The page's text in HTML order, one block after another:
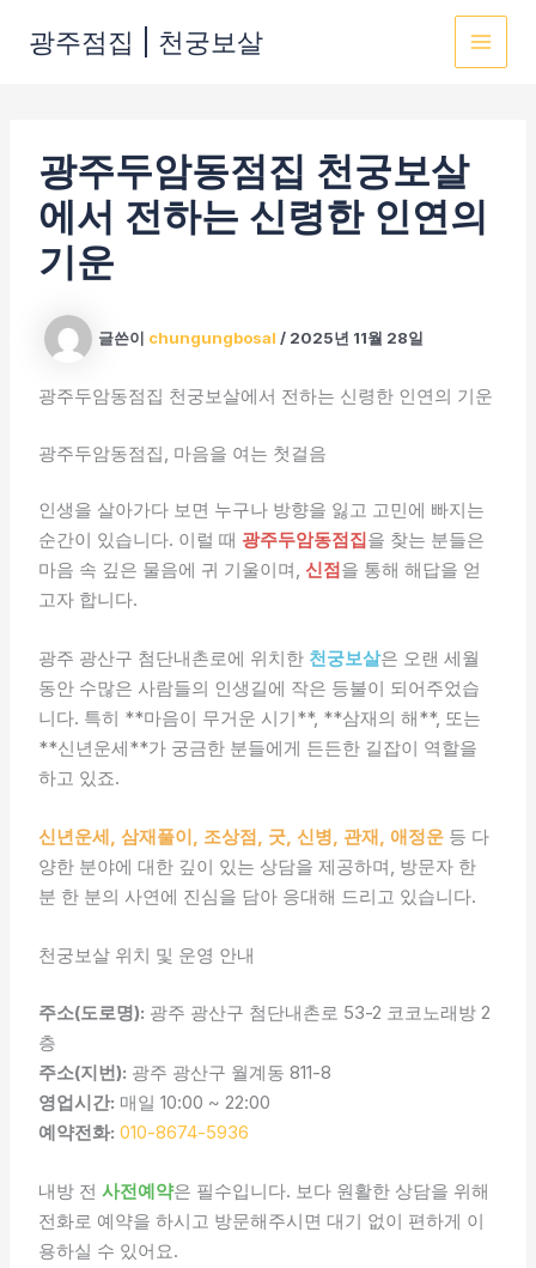
광주점집 | 천궁보살
광주두암동점집 천궁보살
에서 전하는 신령한 인연의
기운
글쓴이 chungungbosal/ 2025년 11월 28일
광주두암동점집 천궁보살에서 전하는 신령한 인연의 기운
광주두암동점집, 마음을 여는 첫걸음
인생을 살아가다 보면 누구나 방향을 잃고 고민에 빠지는
순간이 있습니다. 이럴 때 광주두암동점집을 찾는 분들은
마음 속 깊은 물음에 귀 기울이며,신점을 통해 해답을 얻
고자 합니다.
광주 광산구 첨단내촌로에 위치한 천궁보살은 오랜 세월
동안 수많은 사람들의 인생길에 작은 등불이 되어주었습
니다. 특히 **마음이 무거운 시기**, **삼재의 해**, 또는
**신년운세**가 궁금한 분들에게 든든한 길잡이 역할을
하고 있죠.
신년운세, 삼재풀이, 조상점, 굿, 신병, 관재, 애정운 등 다
양한 분야에 대한 깊이 있는 상담을 제공하며, 방문자 한
분 한 분의 사연에 진심을 담아 응대해 드리고 있습니다.
천궁보살 위치 및 운영 안내
주소(도로명): 광주 광산구 첨단내촌로 53-2 코코노래방 2
층
주소(지번): 광주 광산구 월계동 811-8
영업시간: 매일 10:00 ~ 22:00
예약전화: 010-8674-5936
내방 전사전예약은 필수입니다. 보다 원활한 상담을 위해
전화로 예약을 하시고 방문해주시면 대기 없이 편하게 이
용하실 수 있어요.